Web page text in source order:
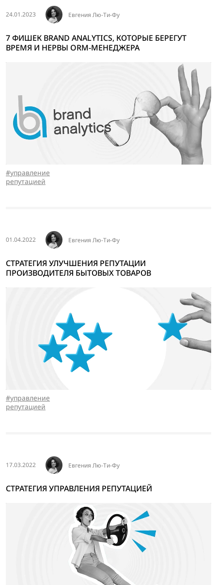
24.01.2023 Евгения Лю-Ти-Фу
7 ФИШЕК BRAND ANALYTICS, КОТОРЫЕ БЕРЕГУТ
ВРЕМЯ И НЕРВЫ ORM-МЕНЕДЖЕРА
управление
репутацией
01.04.2022 Евгения Лю-Ти-Фу
СТРАТЕГИЯ УЛУЧШЕНИЯ РЕПУТАЦИИ
ПРОИЗВОДИТЕЛЯ БЫТОВЫХ ТОВАРОВ
управление
репутацией
17.03.2022 Евгения Лю-Ти-Фу
СТРАТЕГИЯ УПРАВЛЕНИЯ РЕПУТАЦИЕЙ